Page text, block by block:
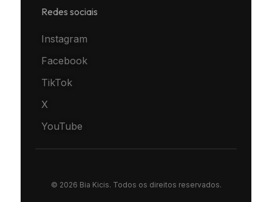
Redes sociais
Instagram
Facebook
TikTok
X
YouTube
© 2026 Bia Kicis. Todos os direitos reservados.